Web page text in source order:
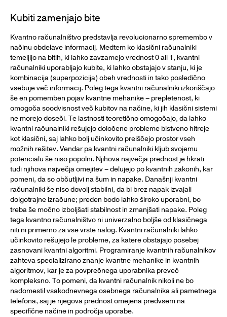
Kubiti zamenjajo bite
Kvantno računalništvo predstavlja revolucionarno spremembo v
načinu obdelave informacij. Medtem ko klasični računalniki
temeljijo na bitih, ki lahko zavzamejo vrednost 0 ali 1, kvantni
računalniki uporabljajo kubite, ki lahko obstajajo v stanju, ki je
kombinacija (superpozicija) obeh vrednosti in tako posledično
vsebuje več informacij. Poleg tega kvantni računalniki izkoriščajo
še en pomemben pojav kvantne mehanike – prepletenost, ki
omogoča soodvisnost več kubitov na načine, ki jih klasični sistemi
ne morejo doseči. Te lastnosti teoretično omogočajo, da lahko
kvantni računalniki rešujejo določene probleme bistveno hitreje
kot klasični, saj lahko bolj učinkovito preiščejo prostor vseh
možnih rešitev. Vendar pa kvantni računalniki kljub svojemu
potencialu še niso popolni. Njihova največja prednost je hkrati
tudi njihova največja omejitev – delujejo po kvantnih zakonih, kar
pomeni, da so občutljivi na šum in napake. Današnji kvantni
računalniki še niso dovolj stabilni, da bi brez napak izvajali
dolgotrajne izračune; preden bodo lahko široko uporabni, bo
treba še močno izboljšati stabilnost in zmanjšati napake. Poleg
tega kvantno računalništvo ni univerzalno boljše od klasičnega
niti ni primerno za vse vrste nalog. Kvantni računalniki lahko
učinkovito rešujejo le probleme, za katere obstajajo posebej
zasnovani kvantni algoritmi. Programiranje kvantnih računalnikov
zahteva specializirano znanje kvantne mehanike in kvantnih
algoritmov, kar je za povprečnega uporabnika preveč
kompleksno. To pomeni, da kvantni računalnik nikoli ne bo
nadomestil vsakodnevnega osebnega računalnika ali pametnega
telefona, saj je njegova prednost omejena predvsem na
specifične načine in področja uporabe.